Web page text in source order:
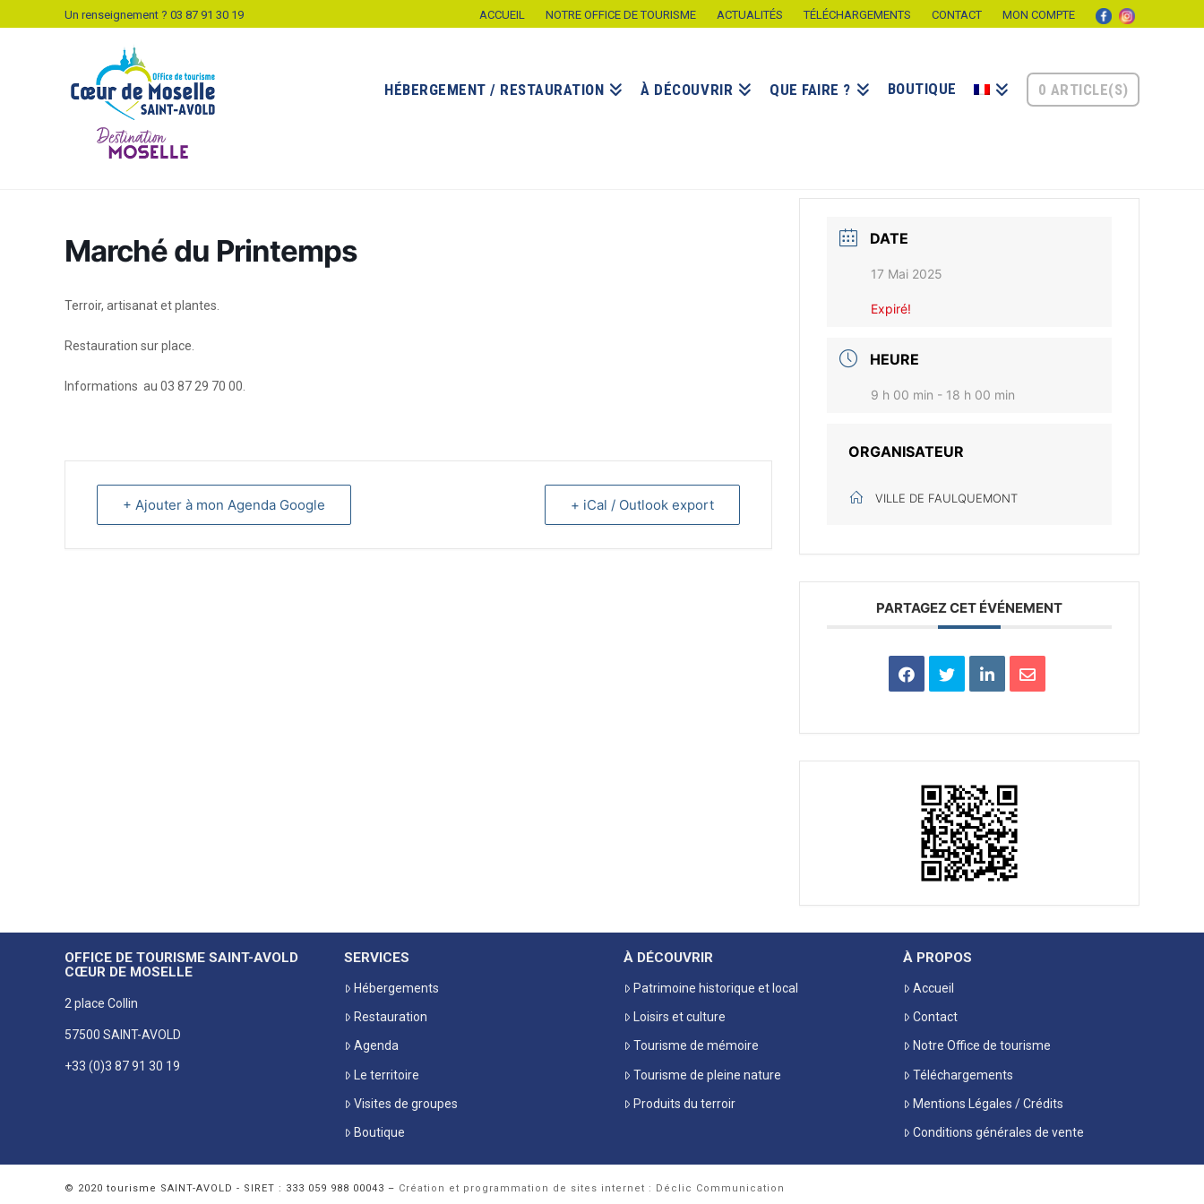
Un renseignement ? 03 87 91 30 19 ACCUEIL NOTRE OFFICE DE TOURISME ACTUALITÉS TÉLÉCHARGEMENTS CONTACT MON COMPTE
HÉBERGEMENT / RESTAURATION À DÉCOUVRIR QUE FAIRE ? BOUTIQUE 0 ARTICLE(S)
Marché du Printemps
Terroir, artisanat et plantes.
Restauration sur place.
Informations au 03 87 29 70 00.
+ Ajouter à mon Agenda Google + iCal / Outlook export
DATE
17 Mai 2025
Expiré!
HEURE
9 h 00 min - 18 h 00 min
ORGANISATEUR
VILLE DE FAULQUEMONT
PARTAGEZ CET ÉVÉNEMENT
OFFICE DE TOURISME SAINT-AVOLD
CŒUR DE MOSELLE
2 place Collin
57500 SAINT-AVOLD
+33 (0)3 87 91 30 19
SERVICES
Hébergements
Restauration
Agenda
Le territoire
Visites de groupes
Boutique
À DÉCOUVRIR
Patrimoine historique et local
Loisirs et culture
Tourisme de mémoire
Tourisme de pleine nature
Produits du terroir
À PROPOS
Accueil
Contact
Notre Office de tourisme
Téléchargements
Mentions Légales / Crédits
Conditions générales de vente
© 2020 tourisme SAINT-AVOLD - SIRET : 333 059 988 00043 – Création et programmation de sites internet : Déclic Communication